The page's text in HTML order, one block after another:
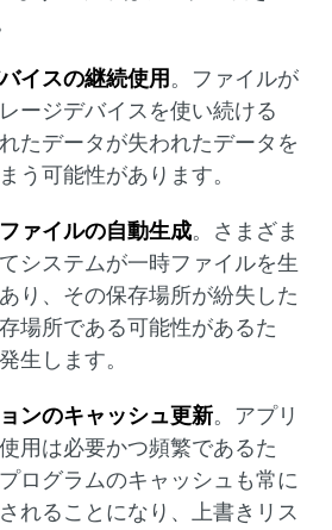
イスの継続使用 。ファイルが
ージデバイスを使い続ける
たデータが失われたデータを
う可能性があります。
ァイルの自動生成。さまざま
システムが一時ファイルを生
り、その保存場所が紛失した
場所である可能性があるた
生します。
ンのキャッシュ更新。アプリ
用は必要かつ頻繁であるた
ログラムのキャッシュも常に
れることになり、上書きリス